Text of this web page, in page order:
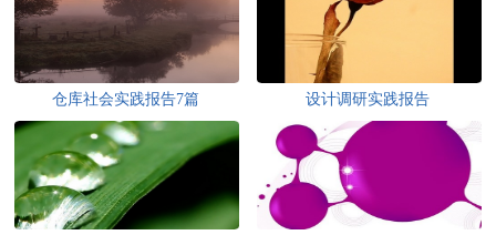
仓库社会实践报告7篇 设计调研实践报告